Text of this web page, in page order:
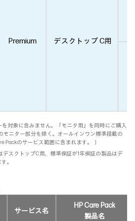
Premium デスクトップ C用
対象に含みません。「モニタ用」を同時にご購入
モニター部分を除く。オールインワン標準搭載の
Packのサービス範囲に含まれます。）
スクトップC用、標準保証が1年保証の製品はデ
。
サービス名
HP Care Pack
製品名